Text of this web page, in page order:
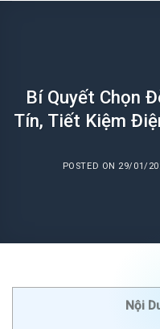
Bí Quyết Chọn
Tín, Tiết Kiệm
POSTED ON 29/01/
Nội